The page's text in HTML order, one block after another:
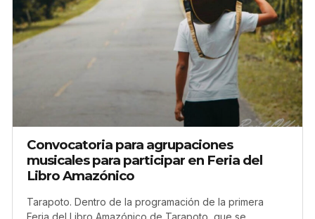
Convocatoria para agrupaciones
musicales para participar en Feria del
Libro Amazónico
Tarapoto. Dentro de la programación de la primera
Feria del Libro Amazónico de Tarapoto, que se